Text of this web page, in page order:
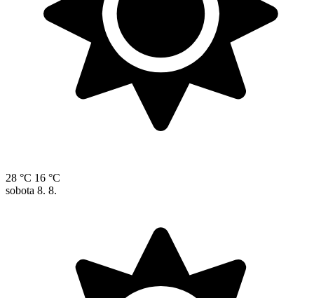
28 °C 16 °C
sobota 8. 8.